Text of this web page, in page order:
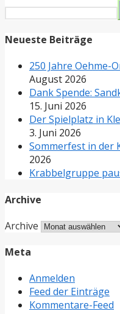
Neueste Beiträge
250 Jahre Oehme-
August 2026
Dank Spende:
15. Juni 2026
Der Spielplatz in
3. Juni 2026
Sommerfest in der
2026
Krabbelgruppe
Archive
Archive
Meta
Anmelden
Feed der Einträge
Kommentare-Feed